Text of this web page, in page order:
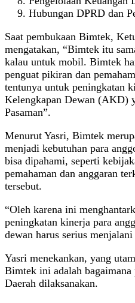
Hubungan DPRD dan
Saat pembukaan Bimtek,
mengatakan, “Bimtek itu
kalau untuk mobil. Bimtek
penguat pikiran dan
tentunya untuk peningkatan
Kelengkapan Dewan (AKD)
Pasaman”.
Menurut Yasri, Bimtek
menjadi kebutuhan para
bisa dipahami, seperti
pemahaman dan anggaran
tersebut.
“Oleh karena ini
peningkatan kinerja para
dewan harus serius
Yasri menekankan, yang
Bimtek ini adalah bagaimana
Daerah dilaksanakan.